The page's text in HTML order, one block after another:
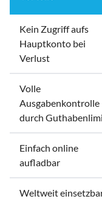
Kein Zugriff aufs
Hauptkonto bei
Verlust
Volle
Ausgabenkontrolle
durch
Einfach online
aufladbar
Weltweit